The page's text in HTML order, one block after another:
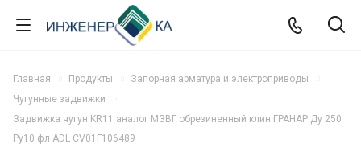
Главная Продукты
Запорная арматура и электроприводы
Чугунные задвижки
Задвижка чугун KR11 аналог МЗВГ обрезиненный клин ГРАНАР Ду 250
Ру10 фл ADL CV01F106489